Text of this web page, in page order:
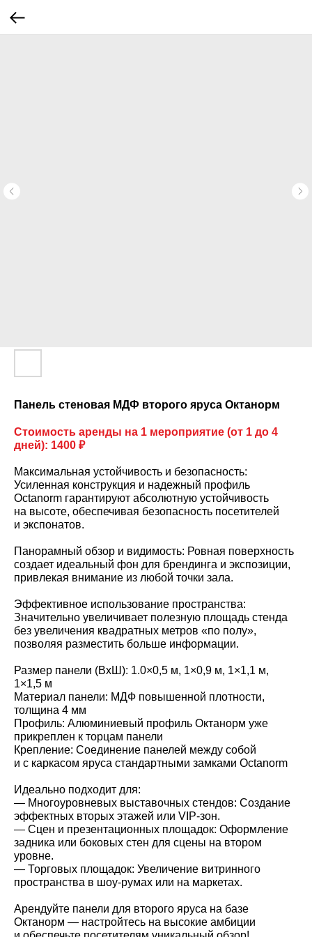
Панель стеновая МДФ второго яруса Октанорм
Стоимость аренды на 1 мероприятие (от 1 до 4
дней): 1400 ₽
Максимальная устойчивость и безопасность:
Усиленная конструкция и надежный профиль
Octanorm гарантируют абсолютную устойчивость
на высоте, обеспечивая безопасность посетителей
и экспонатов.
Панорамный обзор и видимость: Ровная поверхность
создает идеальный фон для брендинга и экспозиции,
привлекая внимание из любой точки зала.
Эффективное использование пространства:
Значительно увеличивает полезную площадь стенда
без увеличения квадратных метров «по полу»,
позволяя разместить больше информации.
Размер панели (ВxШ): 1.0×0,5 м, 1×0,9 м, 1×1,1 м,
1×1,5 м
Материал панели: МДФ повышенной плотности,
толщина 4 мм
Профиль: Алюминиевый профиль Октанорм уже
прикреплен к торцам панели
Крепление: Соединение панелей между собой
и с каркасом яруса стандартными замками Octanorm
Идеально подходит для:
— Многоуровневых выставочных стендов: Создание
эффектных вторых этажей или VIP-зон.
— Сцен и презентационных площадок: Оформление
задника или боковых стен для сцены на втором
уровне.
— Торговых площадок: Увеличение витринного
пространства в шоу-румах или на маркетах.
Арендуйте панели для второго яруса на базе
Октанорм — настройтесь на высокие амбиции